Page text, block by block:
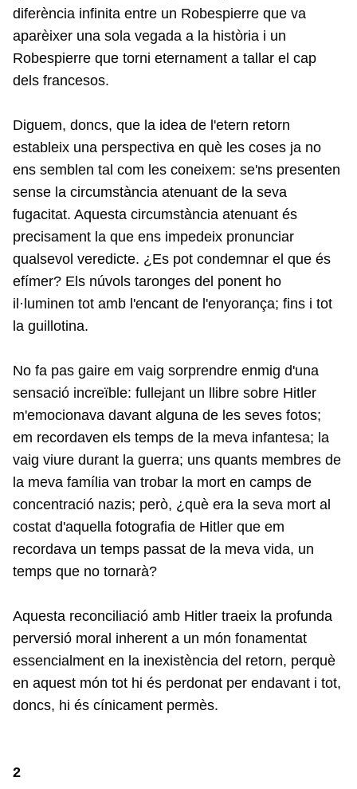
diferència infinita entre un Robespierre que va
aparèixer una sola vegada a la història i un
Robespierre que torni eternament a tallar el cap
dels francesos.
Diguem, doncs, que la idea de l'etern retorn
estableix una perspectiva en què les coses ja no
ens semblen tal com les coneixem: se'ns presenten
sense la circumstància atenuant de la seva
fugacitat. Aquesta circumstància atenuant és
precisament la que ens impedeix pronunciar
qualsevol veredicte. ¿Es pot condemnar el que és
efímer? Els núvols taronges del ponent ho
il·luminen tot amb l'encant de l'enyorança; fins i tot
la guillotina.
No fa pas gaire em vaig sorprendre enmig d'una
sensació increïble: fullejant un llibre sobre Hitler
m'emocionava davant alguna de les seves fotos;
em recordaven els temps de la meva infantesa; la
vaig viure durant la guerra; uns quants membres de
la meva família van trobar la mort en camps de
concentració nazis; però, ¿què era la seva mort al
costat d'aquella fotografia de Hitler que em
recordava un temps passat de la meva vida, un
temps que no tornarà?
Aquesta reconciliació amb Hitler traeix la profunda
perversió moral inherent a un món fonamentat
essencialment en la inexistència del retorn, perquè
en aquest món tot hi és perdonat per endavant i tot,
doncs, hi és cínicament permès.
2